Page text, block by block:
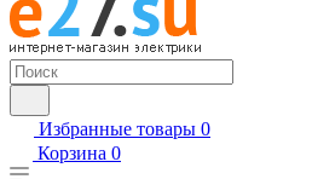
Избранные товары 0
Корзина 0